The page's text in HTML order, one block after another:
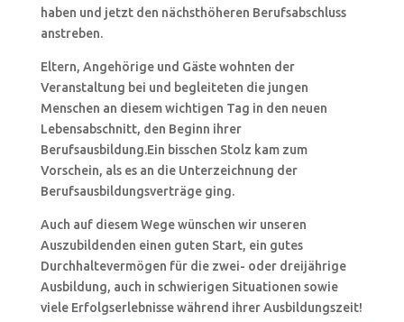
haben und jetzt den nächsthöheren Berufsabschluss
anstreben.
Eltern, Angehörige und Gäste wohnten der
Veranstaltung bei und begleiteten die jungen
Menschen an diesem wichtigen Tag in den neuen
Lebensabschnitt, den Beginn ihrer
Berufsausbildung.Ein bisschen Stolz kam zum
Vorschein, als es an die Unterzeichnung der
Berufsausbildungsverträge ging.
Auch auf diesem Wege wünschen wir unseren
Auszubildenden einen guten Start, ein gutes
Durchhaltevermögen für die zwei- oder dreijährige
Ausbildung, auch in schwierigen Situationen sowie
viele Erfolgserlebnisse während ihrer Ausbildungszeit!